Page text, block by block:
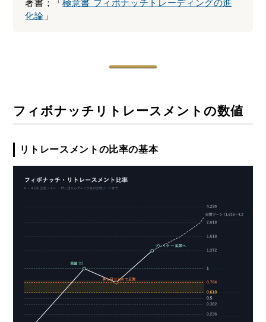
著書；「極意書 フィボナッチトレーディングの進
化論 」
フィボナッチリトレースメントの数値
リトレースメントの比率の基本